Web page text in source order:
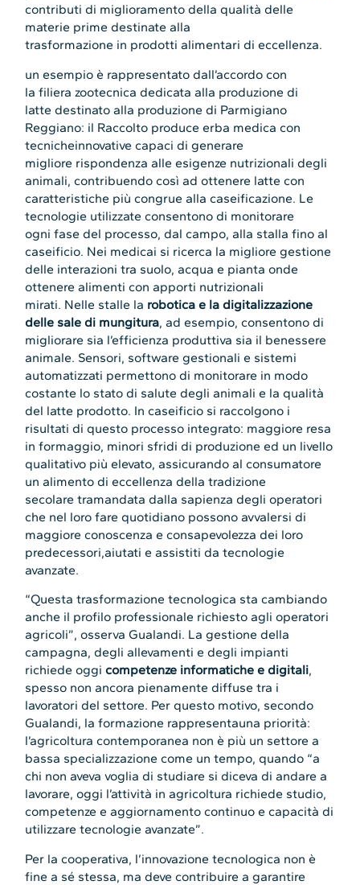
contributi di miglioramento della qualità delle
materie prime destinate alla
trasformazione in prodotti alimentari di eccellenza.
un esempio è rappresentato dall’accordo con
la filiera zootecnica dedicata alla produzione di
latte destinato alla produzione di Parmigiano
Reggiano: il Raccolto produce erba medica con
tecnicheinnovative capaci di generare
migliore rispondenza alle esigenze nutrizionali degli
animali, contribuendo così ad ottenere latte con
caratteristiche più congrue alla caseificazione. Le
tecnologie utilizzate consentono di monitorare
ogni fase del processo, dal campo, alla stalla fino al
caseificio. Nei medicai si ricerca la migliore gestione
delle interazioni tra suolo, acqua e pianta onde
ottenere alimenti con apporti nutrizionali
mirati. Nelle stalle la robotica e la digitalizzazione
delle sale di mungitura, ad esempio, consentono di
migliorare sia l’efficienza produttiva sia il benessere
animale. Sensori, software gestionali e sistemi
automatizzati permettono di monitorare in modo
costante lo stato di salute degli animali e la qualità
del latte prodotto. In caseificio si raccolgono i
risultati di questo processo integrato: maggiore resa
in formaggio, minori sfridi di produzione ed un livello
qualitativo più elevato, assicurando al consumatore
un alimento di eccellenza della tradizione
secolare tramandata dalla sapienza degli operatori
che nel loro fare quotidiano possono avvalersi di
maggiore conoscenza e consapevolezza dei loro
predecessori,aiutati e assistiti da tecnologie
avanzate.
“Questa trasformazione tecnologica sta cambiando
anche il profilo professionale richiesto agli operatori
agricoli”, osserva Gualandi. La gestione della
campagna, degli allevamenti e degli impianti
richiede oggicompetenze informatiche e digitali,
spesso non ancora pienamente diffuse tra i
lavoratori del settore. Per questo motivo, secondo
Gualandi, la formazione rappresentauna priorità:
l’agricoltura contemporanea non è più un settore a
bassa specializzazione come un tempo, quando “a
chi non aveva voglia di studiare si diceva di andare a
lavorare, oggi l’attività in agricoltura richiede studio,
competenze e aggiornamento continuo e capacità di
utilizzare tecnologie avanzate”.
Per la cooperativa, l’innovazione tecnologica non è
fine a sé stessa, ma deve contribuire a garantire